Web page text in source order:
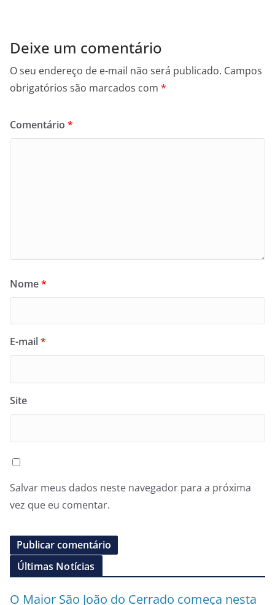
Deixe um comentário
O seu endereço de e-mail não será publicado. Campos
obrigatórios são marcados com *
Comentário *
Nome*
E-mail*
Site
Salvar meus dados neste navegador para a próxima
vez que eu comentar.
Últimas Notícias
O Maior São João do Cerrado começa nesta